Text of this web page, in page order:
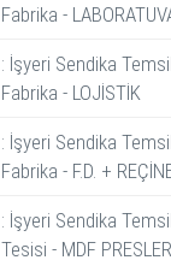
Fabrika -
: İşyeri Sendika
Fabrika - LOJİSTİK
: İşyeri Sendika
Fabrika - F.D. +
: İşyeri Sendika
Tesisi - MDF PRESLER